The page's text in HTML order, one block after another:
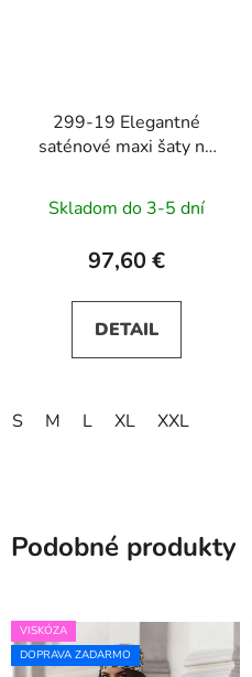
299-19 Elegantné
saténové maxi šaty na
fuchsiové s trblietkami
Skladom do 3-5 dní
97,60 €
DETAIL
S M L XL XXL
Podobné produkty
VISKÓZA
DOPRAVA ZADARMO